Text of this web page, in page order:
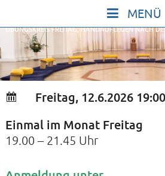
content
START
IN STILLE SEIN
SINGEN UND SCHWEIGEN
BEWEGEN UND TANZEN
GOTT UND DAS LEBEN FEIERN
HEILKRAFT DES KÖRPERS
STILLE UND SPIEL FÜR
ÜBUNGSKREIS FREITAG, HANDAUFLEGEN NACH
Freitag, 12.6.2026 19:00
Einmal im Monat Freitag
19.00 – 21.45 Uhr